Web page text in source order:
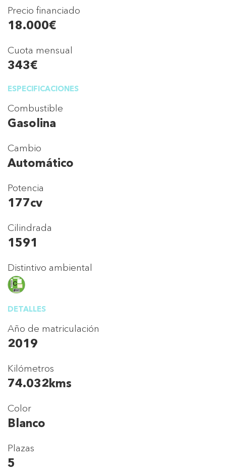
Precio financiado
18.000€
Cuota mensual
343€
ESPECIFICACIONES
Combustible
Gasolina
Cambio
Automático
Potencia
177cv
Cilindrada
1591
Distintivo ambiental
DETALLES
Año de matriculación
2019
Kilómetros
74.032kms
Color
Blanco
Plazas
5